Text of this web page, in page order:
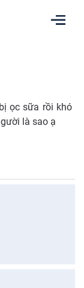
ọc sữa rồi khó
là sao ạ